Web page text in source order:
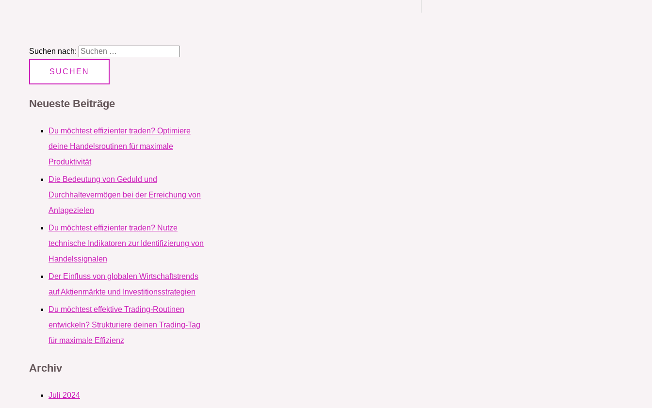
Suchen nach:
Neueste Beiträge
Du möchtest effizienter traden? Optimiere
deine Handelsroutinen für maximale
Produktivität
Die Bedeutung von Geduld und
Durchhaltevermögen bei der Erreichung von
Anlagezielen
Du möchtest effizienter traden? Nutze
technische Indikatoren zur Identifizierung von
Handelssignalen
Der Einfluss von globalen Wirtschaftstrends
auf Aktienmärkte und Investitionsstrategien
Du möchtest effektive Trading-Routinen
entwickeln? Strukturiere deinen Trading-Tag
für maximale Effizienz
Archiv
Juli 2024